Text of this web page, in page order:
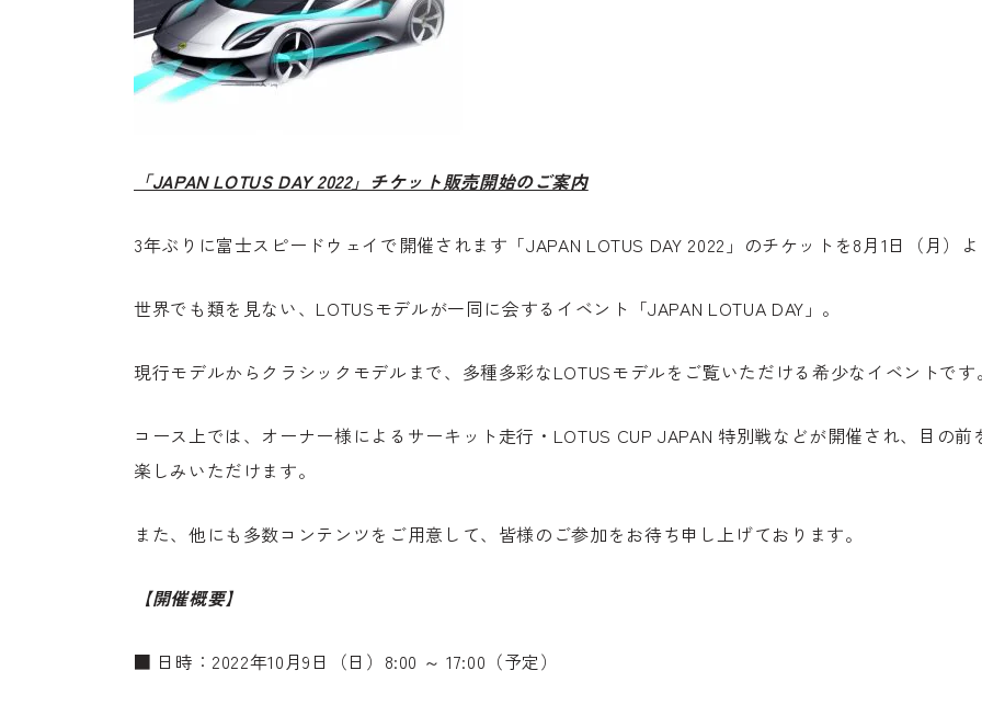
「JAPAN LOTUS DAY 2022」チケット販売開始のご案内
3年ぶりに富士スピードウェイで開催されます「JAPAN LOTUS DAY 2022」のチケットを8月1日（月）
世界でも類を見ない、LOTUSモデルが一同に会するイベント「JAPAN LOTUA DAY」。
現行モデルからクラシックモデルまで、多種多彩なLOTUSモデルをご覧いただける希少なイベントです。
コース上では、オーナー様によるサーキット走行・LOTUS CUP JAPAN 特別戦などが開催され、目の
楽しみいただけます。
また、他にも多数コンテンツをご用意して、皆様のご参加をお待ち申し上げております。
【開催概要】
■ 日時：2022年10月9日（日）8:00 ～ 17:00（予定）